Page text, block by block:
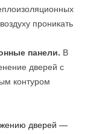
проникать
панели. В
дверей с
контуром
дверей —